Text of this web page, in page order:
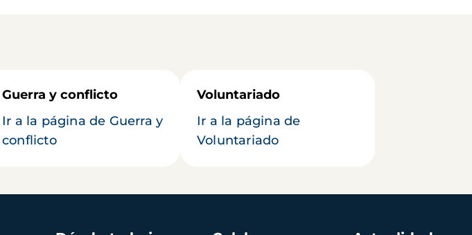
Guerra y conflicto
Ir a la página de Guerra y
conflicto
Voluntariado
Ir a la página de
Voluntariado